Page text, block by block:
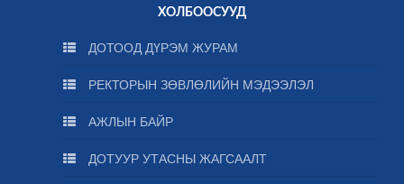
ХОЛБООСУУД
ДОТООД ДҮРЭМ ЖУРАМ
РЕКТОРЫН ЗӨВЛӨЛИЙН МЭДЭЭЛЭЛ
АЖЛЫН БАЙР
ДОТУУР УТАСНЫ ЖАГСААЛТ